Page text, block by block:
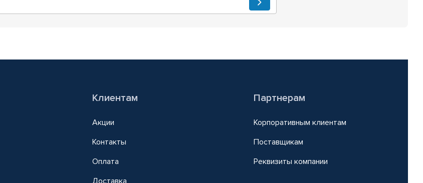
Клиентам
Акции
Контакты
Оплата
Доставка
Партнерам
Корпоративным клиентам
Поставщикам
Реквизиты компании